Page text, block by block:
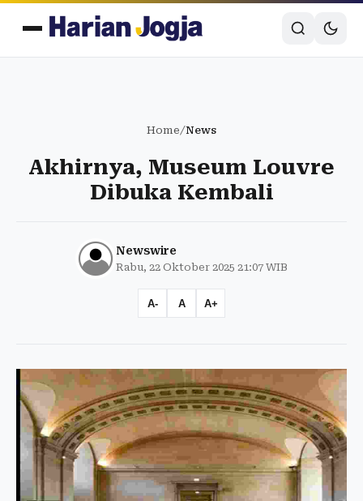
Home/News
Akhirnya, Museum Louvre
Dibuka Kembali
Newswire
Rabu, 22 Oktober 2025 21:07 WIB
A- A A+